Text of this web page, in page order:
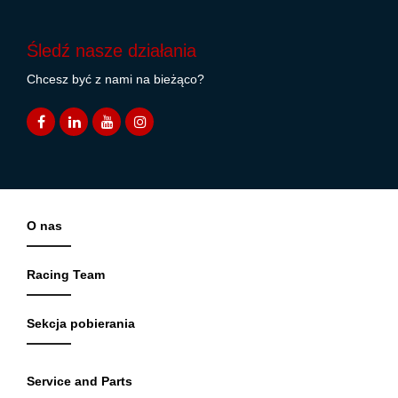
Śledź nasze działania
Chcesz być z nami na bieżąco?
O nas
Racing Team
Sekcja pobierania
Service and Parts